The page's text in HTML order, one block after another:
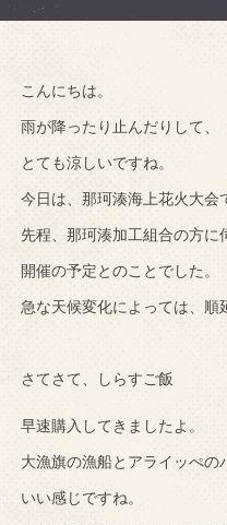
こんにちは。
雨が降ったり止んだりして、
とても涼しいですね。
今日は、那珂湊海上花火大会
先程、那珂湊加工組合の方に
開催の予定とのことでした。
急な天候変化によっては、順
さてさて、しらすご飯
早速購入してきましたよ。
大漁旗の漁船とアライッぺの
いい感じですね。